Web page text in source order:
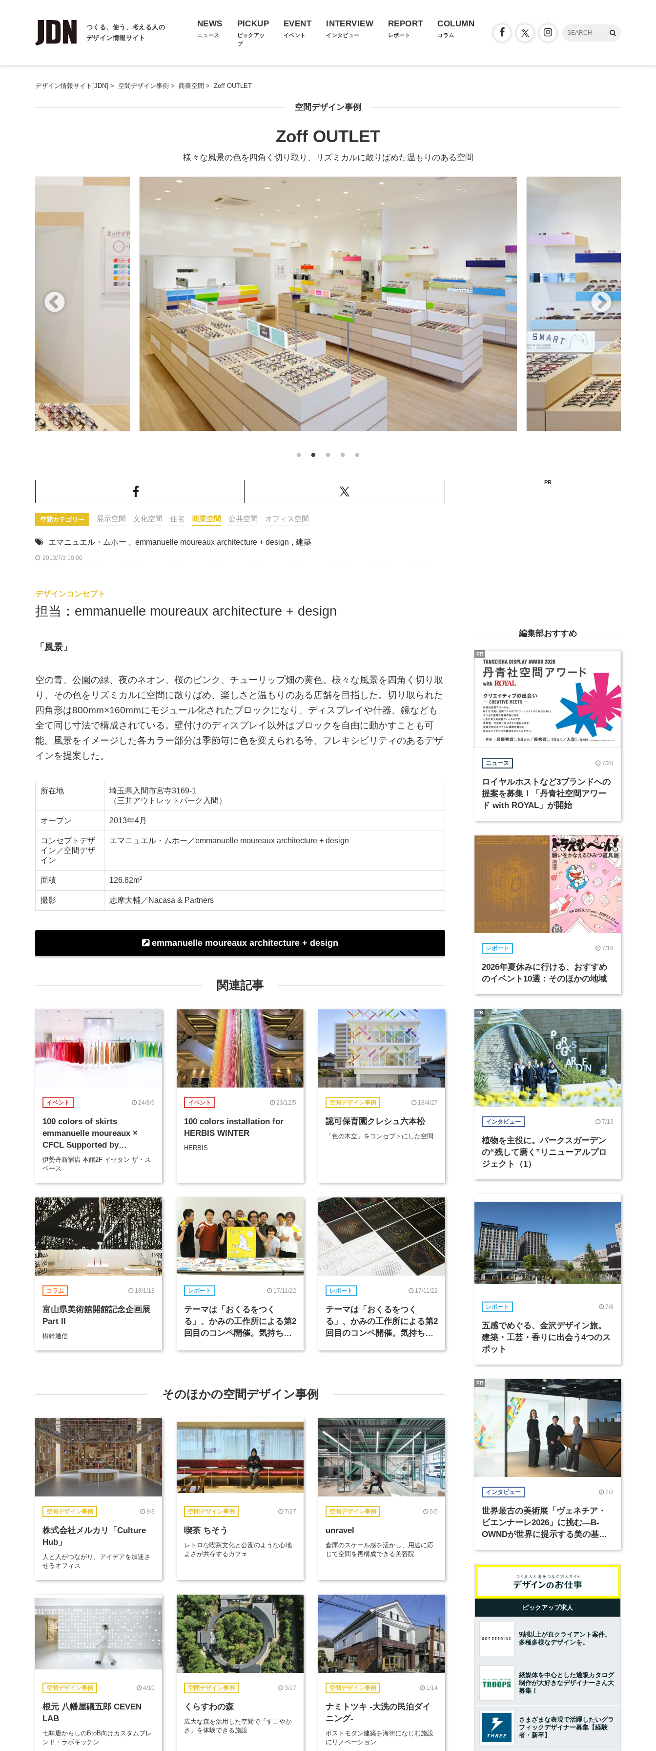
つくる、使う、考える人の
デザイン情報サイト
NEWS
ニュース
PICKUP
ピックアッ
プ
EVENT
イベント
INTERVIEW
インタビュー
REPORT
レポート
COLUMN
コラム
デザイン情報サイト[JDN] > 空間デザイン事例 > 商業空間 > Zoff OUTLET
空間デザイン事例
Zoff OUTLET
様々な風景の色を四角く切り取り、リズミカルに散りばめた温もりのある空間
空間カテゴリー 展示空間 文化空間 住宅 商業空間 公共空間 オフィス空間
エマニュエル・ムホー , emmanuelle moureaux architecture + design , 建築
2013/7/3 10:00
デザインコンセプト
担当：emmanuelle moureaux architecture + design
「風景」
空の青、公園の緑、夜のネオン、桜のピンク、チューリップ畑の黄色。様々な風景を四角く切り取
り、その色をリズミカルに空間に散りばめ、楽しさと温もりのある店舗を目指した。切り取られた
四角形は800mm×160mmにモジュール化されたブロックになり、ディスプレイや什器、鏡なども
全て同じ寸法で構成されている。壁付けのディスプレイ以外はブロックを自由に動かすことも可
能。風景をイメージした各カラー部分は季節毎に色を変えられる等、フレキシビリティのあるデザ
インを提案した。
所在地
埼玉県入間市宮寺3169-1
（三井アウトレットパーク入間）
オープン 2013年4月
コンセプトデザ
イン／空間デザ
イン
エマニュエル・ムホー／emmanuelle moureaux architecture + design
面積 126.82m2
撮影 志摩大輔／Nacasa & Partners
emmanuelle moureaux architecture + design
関連記事
イベント 24/8/9
100 colors of skirts
emmanuelle moureaux ×
CFCL Supported by
ECOPET®
伊勢丹新宿店 本館2F イセタン ザ・ス
ペース
イベント 23/12/5
100 colors installation for
HERBIS WINTER
HERBIS
空間デザイン事例 18/4/27
認可保育園クレシュ六本松
「色の木立」をコンセプトにした空間
コラム 18/1/18
富山県美術館開館記念企画展
Part II
樹幹通信
レポート 17/11/22
テーマは「おくるをつく
る」、かみの工作所による第2
回目のコンペ開催。気持ちを
レポート 17/11/22
テーマは「おくるをつく
る」、かみの工作所による第2
回目のコンペ開催。気持ちを
そのほかの空間デザイン事例
空間デザイン事例 8/3
株式会社メルカリ「Culture
Hub」
人と人がつながり、アイデアを加速さ
せるオフィス
空間デザイン事例 7/27
喫茶 ちそう
レトロな喫茶文化と公園のような心地
よさが共存するカフェ
空間デザイン事例 6/5
unravel
倉庫のスケール感を活かし、用途に応
じて空間を再構成できる美容院
空間デザイン事例 4/10
根元 八幡屋礒五郎 CEVEN
LAB
七味唐からしのBtoB向けカスタムブレ
ンド・ラボキッチン
空間デザイン事例 3/17
くらすわの森
広大な森を活用した空間で「すこやか
さ」を体験できる施設
空間デザイン事例 1/14
ナミトツキ -大洗の民泊ダイ
ニング-
ポストモダン建築を海街になじむ施設
にリノベーション
PR
編集部おすすめ
ニュース 7/28
ロイヤルホストなど3ブランドへの
提案を募集！「丹青社空間アワー
ド with ROYAL」が開始
PR
レポート 7/16
2026年夏休みに行ける、おすすめ
のイベント10選：そのほかの地域
インタビュー 7/13
植物を主役に。パークスガーデン
の“残して磨く”リニューアルプロ
ジェクト（1）
PR
レポート 7/8
五感でめぐる、金沢デザイン旅。
建築・工芸・香りに出会う4つのス
ポット
インタビュー 7/2
世界最古の美術展「ヴェネチア・
ビエンナーレ2026」に挑む―B-
OWNDが世界に提示する美の基準
PR
ピックアップ求人
9割以上が直クライアント案件。
多種多様なデザインを。
紙媒体を中心とした通販カタログ
制作が大好きなデザイナーさん大
募集！
さまざまな表現で活躍したいグラ
フィックデザイナー募集【経験
者・新卒】